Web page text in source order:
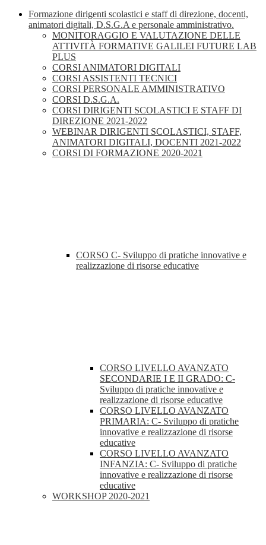
Formazione dirigenti scolastici e staff di direzione, docenti,
animatori digitali, D.S.G.A e personale amministrativo.
MONITORAGGIO E VALUTAZIONE DELLE
ATTIVITÀ FORMATIVE GALILEI FUTURE LAB
PLUS
CORSI ANIMATORI DIGITALI
CORSI ASSISTENTI TECNICI
CORSI PERSONALE AMMINISTRATIVO
CORSI D.S.G.A.
CORSI DIRIGENTI SCOLASTICI E STAFF DI
DIREZIONE 2021-2022
WEBINAR DIRIGENTI SCOLASTICI, STAFF,
ANIMATORI DIGITALI, DOCENTI 2021-2022
CORSI DI FORMAZIONE 2020-2021
CORSO C- Sviluppo di pratiche innovative e
realizzazione di risorse educative
CORSO LIVELLO AVANZATO
SECONDARIE I E II GRADO: C-
Sviluppo di pratiche innovative e
realizzazione di risorse educative
CORSO LIVELLO AVANZATO
PRIMARIA: C- Sviluppo di pratiche
innovative e realizzazione di risorse
educative
CORSO LIVELLO AVANZATO
INFANZIA: C- Sviluppo di pratiche
innovative e realizzazione di risorse
educative
WORKSHOP 2020-2021